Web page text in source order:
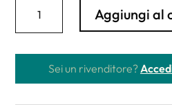
maxi
righe
riciclata
Aggiungi al
Sei un rivenditore?